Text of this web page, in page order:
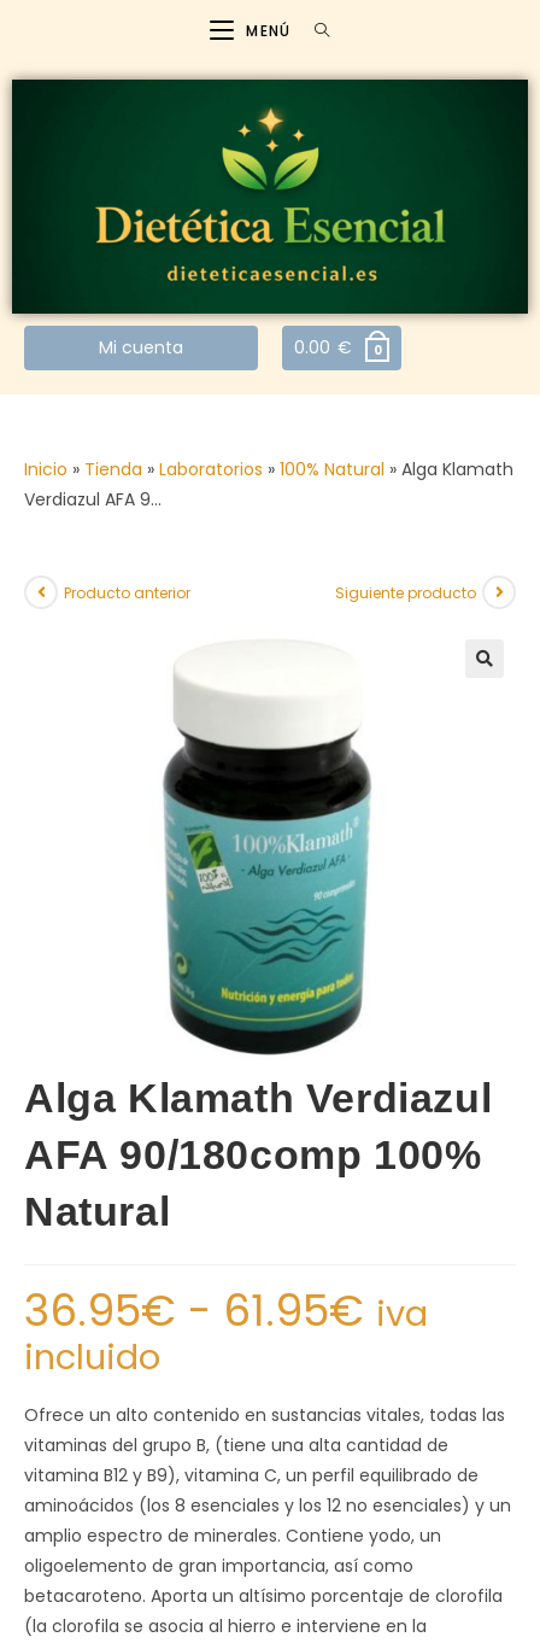
MENÚ
Mi cuenta 0.00 € 0
Inicio » Tienda » Laboratorios » 100% Natural » Alga Klamath
Verdiazul AFA 9…
Producto anterior Siguiente producto
Alga Klamath Verdiazul
AFA 90/180comp 100%
Natural
36.95€ - 61.95€ iva
incluido
Ofrece un alto contenido en sustancias vitales, todas las
vitaminas del grupo B, (tiene una alta cantidad de
vitamina B12 y B9), vitamina C, un perfil equilibrado de
aminoácidos (los 8 esenciales y los 12 no esenciales) y un
amplio espectro de minerales. Contiene yodo, un
oligoelemento de gran importancia, así como
betacaroteno. Aporta un altísimo porcentaje de clorofila
(la clorofila se asocia al hierro e interviene en la